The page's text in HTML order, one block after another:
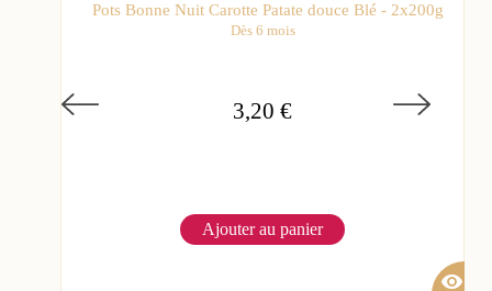
Pots Bonne Nuit Carotte Patate douce Blé - 2x200g
Dès 6 mois
3,20 €
Ajouter au panier
visibility